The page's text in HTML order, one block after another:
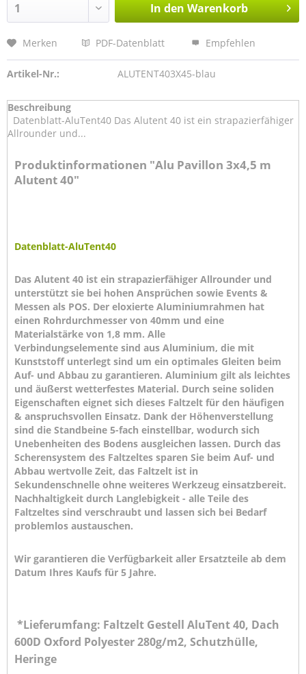
In den Warenkorb
Merken PDF-Datenblatt Empfehlen
Artikel-Nr.: ALUTENT403X45-blau
Beschreibung
Datenblatt-AluTent40 Das Alutent 40 ist ein strapazierfähiger
Allrounder und...
Produktinformationen "Alu Pavillon 3x4,5 m
Alutent 40"
Datenblatt-AluTent40
Das Alutent 40 ist ein strapazierfähiger Allrounder und
unterstützt sie bei hohen Ansprüchen sowie Events &
Messen als POS. Der eloxierte Aluminiumrahmen hat
einen Rohrdurchmesser von 40mm und eine
Materialstärke von 1,8 mm. Alle
Verbindungselemente sind aus Aluminium, die mit
Kunststoff unterlegt sind um ein optimales Gleiten beim
Auf- und Abbau zu garantieren. Aluminium gilt als leichtes
und äußerst wetterfestes Material. Durch seine soliden
Eigenschaften eignet sich dieses Faltzelt für den häufigen
& anspruchsvollen Einsatz. Dank der Höhenverstellung
sind die Standbeine 5-fach einstellbar, wodurch sich
Unebenheiten des Bodens ausgleichen lassen. Durch das
Scherensystem des Faltzeltes sparen Sie beim Auf- und
Abbau wertvolle Zeit, das Faltzelt ist in
Sekundenschnelle ohne weiteres Werkzeug einsatzbereit.
Nachhaltigkeit durch Langlebigkeit - alle Teile des
Faltzeltes sind verschraubt und lassen sich bei Bedarf
problemlos austauschen.
Wir garantieren die Verfügbarkeit aller Ersatzteile ab dem
Datum Ihres Kaufs für 5 Jahre.
*Lieferumfang: Faltzelt Gestell AluTent 40, Dach
600D Oxford Polyester 280g/m2, Schutzhülle,
Heringe